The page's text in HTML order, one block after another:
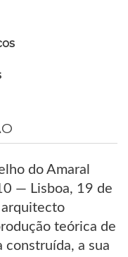
do Amaral
— Lisboa, 19 de
teórica de
construída, a sua